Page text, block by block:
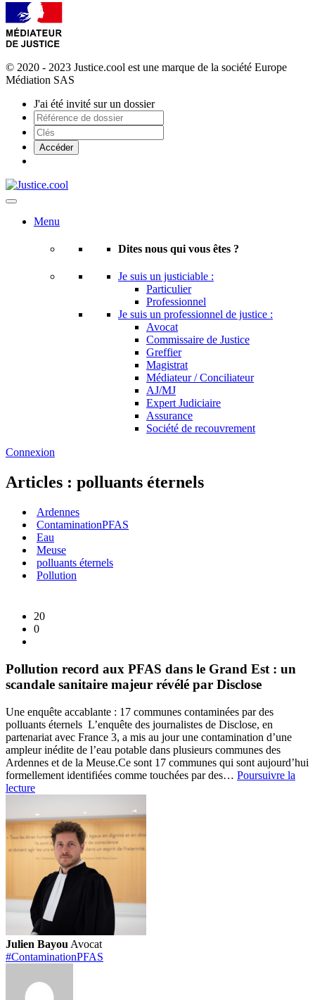
© 2020 - 2023 Justice.cool est une marque de la société Europe
Médiation SAS
J'ai été invité sur un dossier
Menu
Dites nous qui vous êtes ?
Je suis un justiciable :
Particulier
Professionnel
Je suis un professionnel de justice :
Avocat
Commissaire de Justice
Greffier
Magistrat
Médiateur / Conciliateur
AJ/MJ
Expert Judiciaire
Assurance
Société de recouvrement
Connexion
Articles : polluants éternels
Ardennes
ContaminationPFAS
Eau
Meuse
polluants éternels
Pollution
20
0
Pollution record aux PFAS dans le Grand Est : un
scandale sanitaire majeur révélé par Disclose
Une enquête accablante : 17 communes contaminées par des
polluants éternels L’enquête des journalistes de Disclose, en
partenariat avec France 3, a mis au jour une contamination d’une
ampleur inédite de l’eau potable dans plusieurs communes des
Ardennes et de la Meuse.Ce sont 17 communes qui sont aujourd’hui
formellement identifiées comme touchées par des… Poursuivre la
lecturePollution
aux
PFAS
dans
le
Grand
Est
:
un
scandale
sanitaire
majeur
révélé
par
Julien Bayou Avocat
#ContaminationPFAS